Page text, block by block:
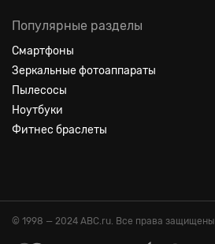
Популярные разделы
Смартфоны
Зеркальные фотоаппараты
Пылесосы
Ноутбуки
Фитнес браслеты
© 1998 — 2024 ABC.ru. Все права защищены